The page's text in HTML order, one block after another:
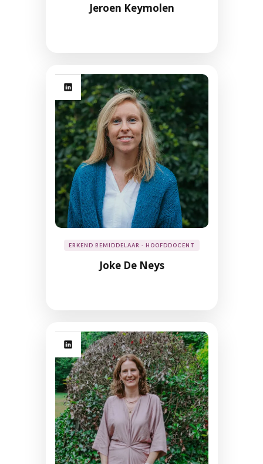
Jeroen Keymolen
ERKEND BEMIDDELAAR - HOOFDDOCENT
Joke De Neys